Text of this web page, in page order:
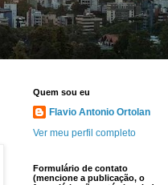
Quem sou eu
Flavio Antonio Ortolan
Ver meu perfil completo
Formulário de contato
(mencione a publicação, o